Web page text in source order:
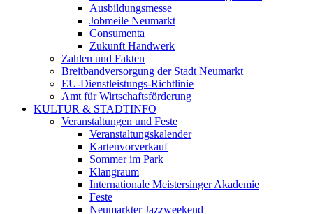
Ausbildungsmesse
Jobmeile Neumarkt
Consumenta
Zukunft Handwerk
Zahlen und Fakten
Breitbandversorgung der Stadt Neumarkt
EU-Dienstleistungs-Richtlinie
Amt für Wirtschaftsförderung
KULTUR & STADTINFO
Veranstaltungen und Feste
Veranstaltungskalender
Kartenvorverkauf
Sommer im Park
Klangraum
Internationale Meistersinger Akademie
Feste
Neumarkter Jazzweekend